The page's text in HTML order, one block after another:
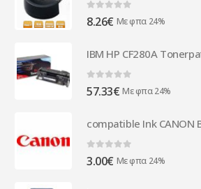
0out of 5
8.26€ Με φπα 24%
0 out of 5
57.33€ Με φπα 24%
0 out of 5
3.00€ Με φπα 24%